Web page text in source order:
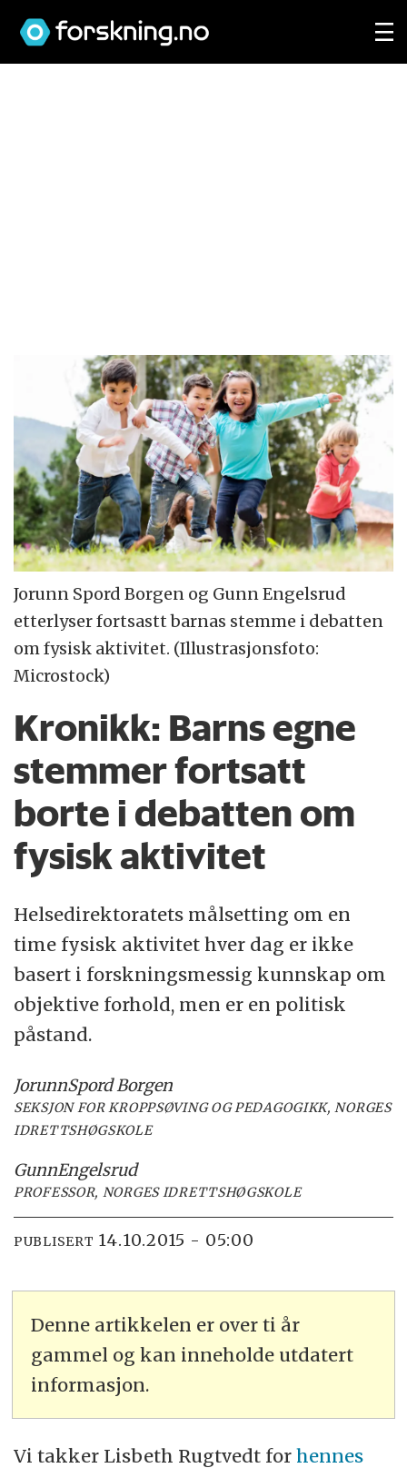
Jorunn Spord Borgen og Gunn Engelsrud
etterlyser fortsastt barnas stemme i debatten
om fysisk aktivitet. (Illustrasjonsfoto:
Microstock)
Kronikk: Barns egne
stemmer fortsatt
borte i debatten om
fysisk aktivitet
Helsedirektoratets målsetting om en
time fysisk aktivitet hver dag er ikke
basert i forskningsmessig kunnskap om
objektive forhold, men er en politisk
påstand.
JorunnSpord Borgen
SEKSJON FOR KROPPSØVING OG PEDAGOGIKK, NORGES
IDRETTSHØGSKOLE
GunnEngelsrud
PROFESSOR, NORGES IDRETTSHØGSKOLE
PUBLISERT 14.10.2015 - 05:00
Denne artikkelen er over ti år
gammel og kan inneholde utdatert
informasjon.
Vi takker Lisbeth Rugtvedt forhennes